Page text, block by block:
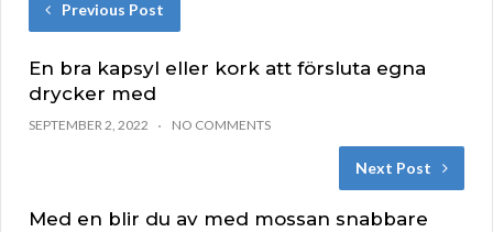
Previous Post
En bra kapsyl eller kork att försluta egna
drycker med
SEPTEMBER 2, 2022 NO COMMENTS
Next Post
Med en blir du av med mossan snabbare